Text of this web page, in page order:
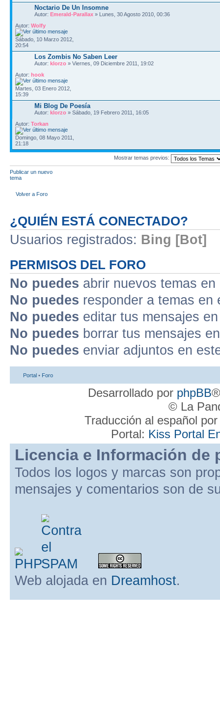
Noctario De Un Insomne
Autor: Emerald-Parallax » Lunes, 30 Agosto 2010, 00:36
Autor: Wolfy
Sábado, 10 Marzo 2012,
20:54
Los Zombis No Saben Leer
Autor: klorzo » Viernes, 09 Diciembre 2011, 19:02
Autor: hook
Martes, 03 Enero 2012,
15:39
Mi Blog De Poesía
Autor: klorzo » Sábado, 19 Febrero 2011, 16:05
Autor: Torkan
Domingo, 08 Mayo 2011,
21:18
Mostrar temas previos:
Publicar un nuevo
tema
Volver a Foro
¿QUIÉN ESTÁ CONECTADO?
Usuarios registrados: Bing [Bot]
PERMISOS DEL FORO
No puedes abrir nuevos temas
No puedes responder a temas en
No puedes editar tus mensajes
No puedes borrar tus mensajes
No puedes enviar adjuntos en
Portal • Foro
Desarrollado por phpBB
© La
Traducción al español
Portal: Kiss Portal
Licencia e Información de
Todos los logos y marcas son
mensajes y comentarios son de
Web alojada en Dreamhost.